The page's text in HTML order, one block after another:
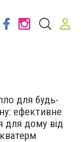
для будь-
ефективне
для дому від